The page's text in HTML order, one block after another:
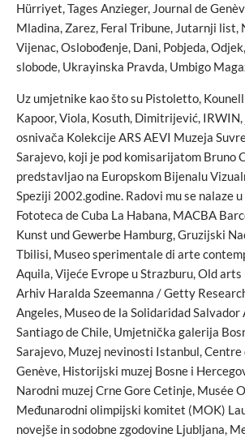
Hürriyet, Tages Anzieger, Journal de
Mladina, Zarez, Feral Tribune, Jutarnji list,
Vijenac, Oslobođenje, Dani, Pobjeda,
slobode, Ukrayinska Pravda, Umbigo
Uz umjetnike kao što su Pistoletto,
Kapoor, Viola, Kosuth, Dimitrijević, IRWIN,
osnivača Kolekcije ARS AEVI Muzeja
Sarajevo, koji je pod komisarijatom Bruno
predstavljao na Europskom Bijenalu
Speziji 2002.godine. Radovi mu se nalaze
Fototeca de Cuba La Habana, MACBA
Kunst und Gewerbe Hamburg, Gruzijski
Tbilisi, Museo sperimentale di arte
Aquila, Vijeće Evrope u Strazburu, Old
Arhiv Haralda Szeemanna / Getty
Angeles, Museo de la Solidaridad Salvador
Santiago de Chile, Umjetnička galerija
Sarajevo, Muzej nevinosti Istanbul, Centre
Genève, Historijski muzej Bosne i
Narodni muzej Crne Gore Cetinje, Musée
Međunarodni olimpijski komitet (MOK)
novejše in sodobne zgodovine Ljubljana,